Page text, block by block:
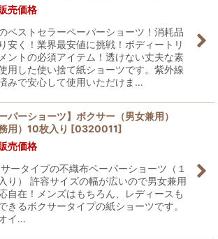
売価格
ベストセラーペーパーショーツ！消耗品
安く！業界最安値に挑戦！ボディートリ
ントの必須アイテム！透けない丈夫な素
用した使い捨て紙ショーツです。紫外線
みで安心して使用いただけま…
ーパーショーツ】ボクサー（男女兼用）
務用）10枚入り [0320011]
売価格
ータイプの不織布ペーパーショーツ（１
り） 許容サイズの幅が広いので男女兼用
自在！メンズはもちろん、レディースも
きるボクサータイプの紙ショーツです。
イ…